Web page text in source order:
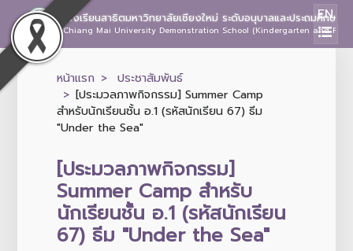
โรงเรียนสาธิตมหาวิทยาลัยเชียงใหม่ ระดับอนุบาลและประถมศึกษา
Chiang Mai University Demonstration School (Kindergarten and
EN
หน้าแรก
ประชาสัมพันธ์
[ประมวลภาพกิจกรรม] Summer Camp
สำหรับนักเรียนชั้น อ.1 (รหัสนักเรียน 67) ธีม
"Under the Sea"
[ประมวลภาพกิจกรรม]
Summer Camp สำหรับ
นักเรียนชั้น อ.1 (รหัสนักเรียน
67) ธีม "Under the Sea"